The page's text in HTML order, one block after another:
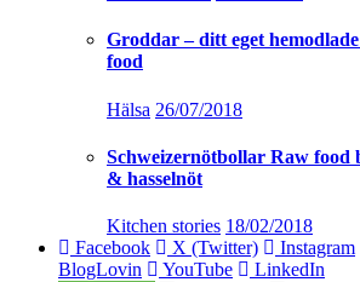
Groddar – ditt eget
food
Hälsa 26/07/2018
Schweizernötbollar Raw food
& hasselnöt
Kitchen stories 18/02/2018
Facebook
X (Twitter) Instagram
BlogLovin
YouTube LinkedIn